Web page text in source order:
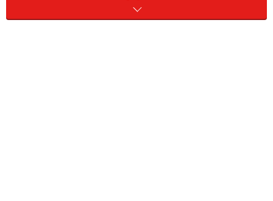
のですが・笑）そして、家に帰ると4年生の長女を筆頭